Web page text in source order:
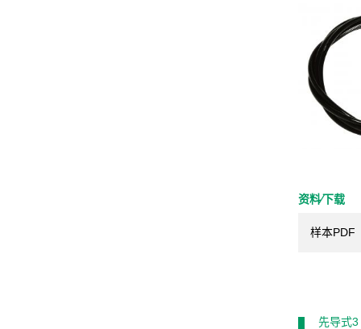
资料⁄下载
样本PDF
先导式